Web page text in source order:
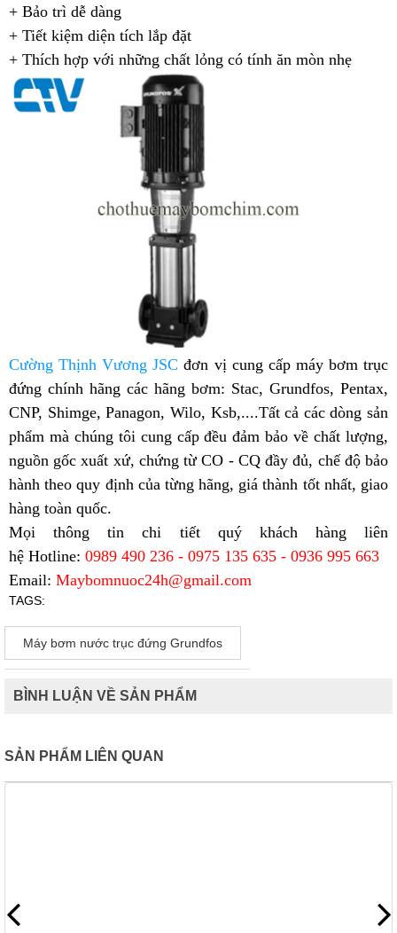
+ Bảo trì dễ dàng
+ Tiết kiệm diện tích lắp đặt
+ Thích hợp với những chất lỏng có tính ăn mòn nhẹ
Cường Thịnh Vương JSC đơn vị cung cấp máy bơm trục
đứng chính hãng các hãng bơm: Stac, Grundfos, Pentax,
CNP, Shimge, Panagon, Wilo, Ksb,....Tất cả các dòng sản
phẩm mà chúng tôi cung cấp đều đảm bảo về chất lượng,
nguồn gốc xuất xứ, chứng từ CO - CQ đầy đủ, chế độ bảo
hành theo quy định của từng hãng, giá thành tốt nhất, giao
hàng toàn quốc.
Mọi thông tin chi tiết quý khách hàng liên
hệ Hotline: 0989 490 236 - 0975 135 635 - 0936 995 663
Email: Maybomnuoc24h@gmail.com
TAGS:
Máy bơm nước trục đứng Grundfos
BÌNH LUẬN VỀ SẢN PHẨM
SẢN PHẨM LIÊN QUAN